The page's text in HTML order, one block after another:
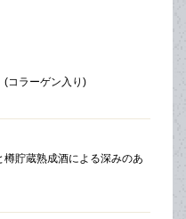
(コラーゲン入り)
貯蔵熟成酒による深みのあ